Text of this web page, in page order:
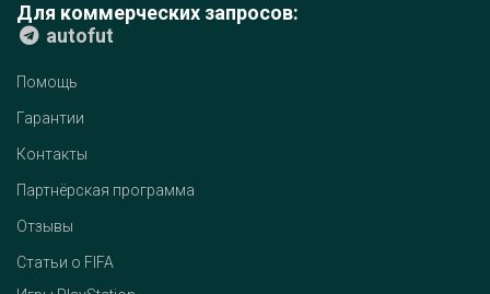
Для коммерческих запросов:
autofut
Помощь
Гарантии
Контакты
Партнёрская программа
Отзывы
Статьи о FIFA